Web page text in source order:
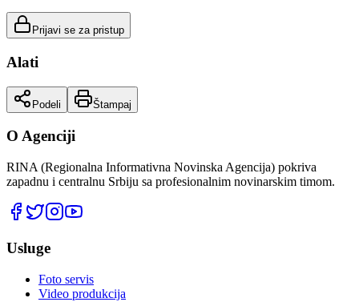
Prijavi se za pristup
Alati
Podeli Štampaj
O Agenciji
RINA (Regionalna Informativna Novinska Agencija) pokriva
zapadnu i centralnu Srbiju sa profesionalnim novinarskim timom.
Usluge
Foto servis
Video produkcija